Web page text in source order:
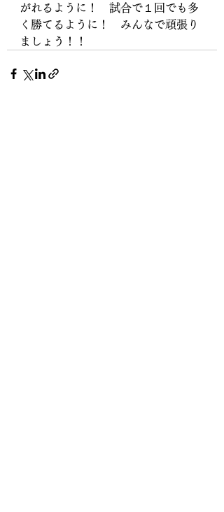
がれるように！　試合で１回でも多
く勝てるように！　みんなで頑張り
ましょう！！